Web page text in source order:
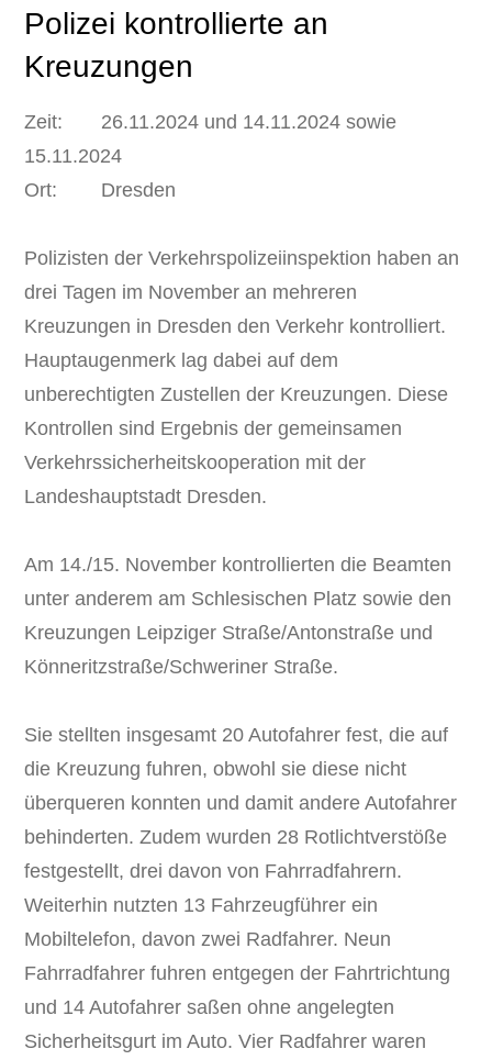
Polizei kontrollierte an
Kreuzungen
Zeit: 26.11.2024 und 14.11.2024 sowie
15.11.2024
Ort: Dresden
Polizisten der Verkehrspolizeiinspektion haben an
drei Tagen im November an mehreren
Kreuzungen in Dresden den Verkehr kontrolliert.
Hauptaugenmerk lag dabei auf dem
unberechtigten Zustellen der Kreuzungen. Diese
Kontrollen sind Ergebnis der gemeinsamen
Verkehrssicherheitskooperation mit der
Landeshauptstadt Dresden.
Am 14./15. November kontrollierten die Beamten
unter anderem am Schlesischen Platz sowie den
Kreuzungen Leipziger Straße/Antonstraße und
Könneritzstraße/Schweriner Straße.
Sie stellten insgesamt 20 Autofahrer fest, die auf
die Kreuzung fuhren, obwohl sie diese nicht
überqueren konnten und damit andere Autofahrer
behinderten. Zudem wurden 28 Rotlichtverstöße
festgestellt, drei davon von Fahrradfahrern.
Weiterhin nutzten 13 Fahrzeugführer ein
Mobiltelefon, davon zwei Radfahrer. Neun
Fahrradfahrer fuhren entgegen der Fahrtrichtung
und 14 Autofahrer saßen ohne angelegten
Sicherheitsgurt im Auto. Vier Radfahrer waren